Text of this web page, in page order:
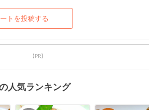
トを投稿する
【PR】
人気ランキング